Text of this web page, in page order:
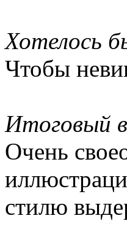
Хотелось
Чтобы
Итоговый
Очень
стилю